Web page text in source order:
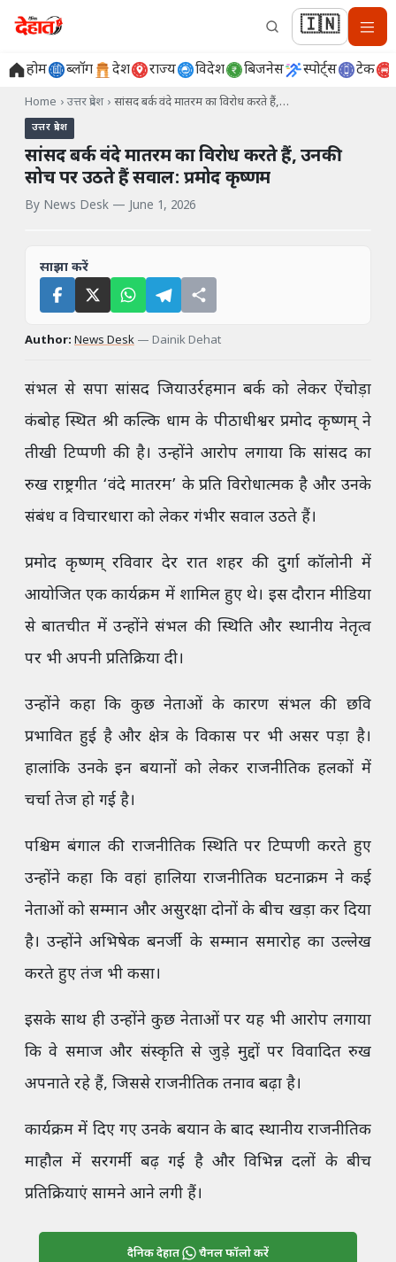
🇮🇳
होम ब्लॉग देश राज्य विदेश बिजनेस स्पोर्ट्स टेक
Home › उत्तर प्रदेश › सांसद बर्क वंदे मातरम का विरोध करते हैं,…
उत्तर प्रदेश
सांसद बर्क वंदे मातरम का विरोध करते हैं, उनकी
सोच पर उठते हैं सवाल: प्रमोद कृष्णम
By News Desk — June 1, 2026
साझा करें
Author: News Desk — Dainik Dehat
संभल से सपा सांसद जियाउर्रहमान बर्क को लेकर ऐंचोड़ा
कंबोह स्थित श्री कल्कि धाम के पीठाधीश्वर प्रमोद कृष्णम् ने
तीखी टिप्पणी की है। उन्होंने आरोप लगाया कि सांसद का
रुख राष्ट्रगीत ‘वंदे मातरम’ के प्रति विरोधात्मक है और उनके
संबंध व विचारधारा को लेकर गंभीर सवाल उठते हैं।
प्रमोद कृष्णम् रविवार देर रात शहर की दुर्गा कॉलोनी में
आयोजित एक कार्यक्रम में शामिल हुए थे। इस दौरान मीडिया
से बातचीत में उन्होंने संभल की स्थिति और स्थानीय नेतृत्व
पर भी अपनी प्रतिक्रिया दी।
उन्होंने कहा कि कुछ नेताओं के कारण संभल की छवि
प्रभावित हुई है और क्षेत्र के विकास पर भी असर पड़ा है।
हालांकि उनके इन बयानों को लेकर राजनीतिक हलकों में
चर्चा तेज हो गई है।
पश्चिम बंगाल की राजनीतिक स्थिति पर टिप्पणी करते हुए
उन्होंने कहा कि वहां हालिया राजनीतिक घटनाक्रम ने कई
नेताओं को सम्मान और असुरक्षा दोनों के बीच खड़ा कर दिया
है। उन्होंने अभिषेक बनर्जी के सम्मान समारोह का उल्लेख
करते हुए तंज भी कसा।
इसके साथ ही उन्होंने कुछ नेताओं पर यह भी आरोप लगाया
कि वे समाज और संस्कृति से जुड़े मुद्दों पर विवादित रुख
अपनाते रहे हैं, जिससे राजनीतिक तनाव बढ़ा है।
कार्यक्रम में दिए गए उनके बयान के बाद स्थानीय राजनीतिक
माहौल में सरगर्मी बढ़ गई है और विभिन्न दलों के बीच
प्रतिक्रियाएं सामने आने लगी हैं।
दैनिक देहात चैनल फॉलो करें